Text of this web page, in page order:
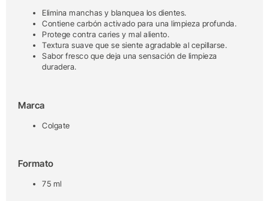
Elimina manchas y blanquea los dientes.
Contiene carbón activado para una limpieza profunda.
Protege contra caries y mal aliento.
Textura suave que se siente agradable al cepillarse.
Sabor fresco que deja una sensación de limpieza
duradera.
Marca
Colgate
Formato
75 ml